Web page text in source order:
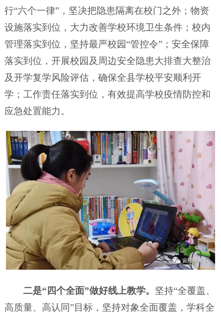
行“六个一律”，坚决把隐患隔离在校门之外；物资
设施落实到位，大力改善学校环境卫生条件；校内
管理落实到位，坚持最严校园“管控令”；安全保障
落实到位，开展校园及周边安全隐患大排查大整治
及开学复学风险评估，确保全县学校平安顺利开
学；工作责任落实到位，有效提高学校疫情防控和
应急处置能力。
二是“四个全面”做好线上教学。 坚持“全覆盖、
高质量、高认同”目标，坚持对象全面覆盖，学科全